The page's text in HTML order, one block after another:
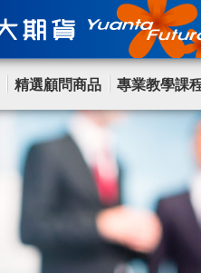
精選顧問商品 專業教學課